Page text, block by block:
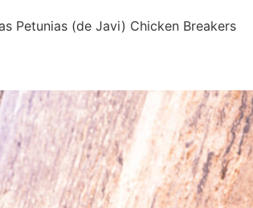
Petunias (de Javi) Chicken Breakers